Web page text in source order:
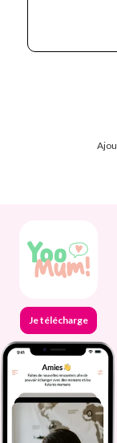
Je télécharge